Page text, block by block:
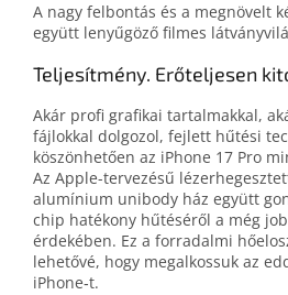
A nagy fel­bontás és a meg­növelt
együtt lenyűgöző filmes
Teljesítmény. Erőteljesen
Akár profi grafikai tartalmak­kal,
fájlokkal dolgozol, fejlett hűtési
köszönhetően az iPhone 17 Pro
Az Apple-tervezésű
alumínium unibody ház együtt
chip haté­kony hűtéséről a még
érdekében. Ez a forradalmi
lehetővé, hogy meg­alkossuk az
iPhone‑t.